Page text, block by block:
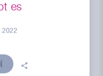
es
2022
🗣